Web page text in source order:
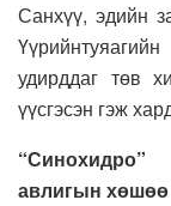
Санхүү, эдийн
удирддаг төв
үүсгэсэн гэж
авлигын